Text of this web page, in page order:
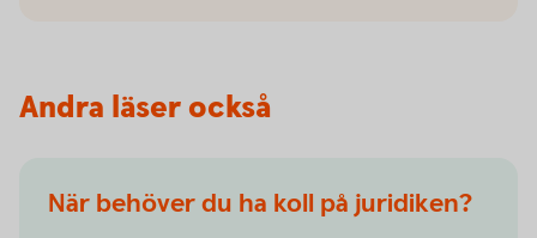
Andra läser också
När behöver du ha koll på juridiken?